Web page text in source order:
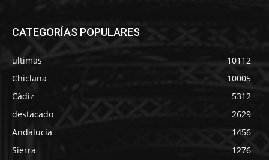
CATEGORÍAS POPULARES
ultimas
10112
Chiclana
10005
Cádiz
5312
destacado
2629
Andalucía
1456
Sierra
1276